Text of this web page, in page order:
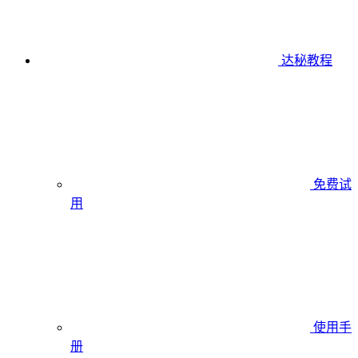
达秘教程
免费试
用
使用手
册